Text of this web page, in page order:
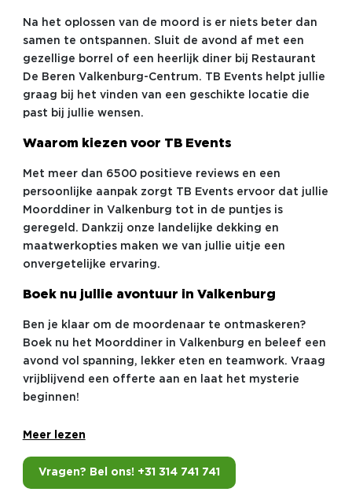
Na het oplossen van de moord is er niets beter dan
samen te ontspannen. Sluit de avond af met een
gezellige borrel of een heerlijk diner bij Restaurant
De Beren Valkenburg-Centrum. TB Events helpt jullie
graag bij het vinden van een geschikte locatie die
past bij jullie wensen.
Waarom kiezen voor TB Events
Met meer dan 6500 positieve reviews en een
persoonlijke aanpak zorgt TB Events ervoor dat jullie
Moorddiner in Valkenburg tot in de puntjes is
geregeld. Dankzij onze landelijke dekking en
maatwerkopties maken we van jullie uitje een
onvergetelijke ervaring.
Boek nu jullie avontuur in Valkenburg
Ben je klaar om de moordenaar te ontmaskeren?
Boek nu het Moorddiner in Valkenburg en beleef een
avond vol spanning, lekker eten en teamwork. Vraag
vrijblijvend een offerte aan en laat het mysterie
beginnen!
Meer lezen
Vragen? Bel ons! +31 314 741 741